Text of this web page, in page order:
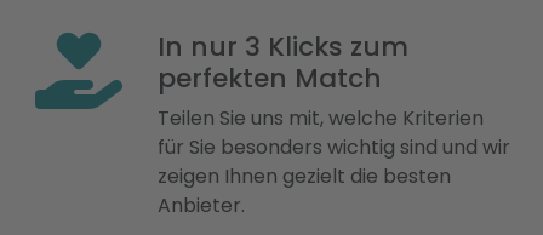
In nur 3 Klicks zum
perfekten Match
Teilen Sie uns mit, welche Kriterien
für Sie besonders wichtig sind und wir
zeigen Ihnen gezielt die besten
Anbieter.